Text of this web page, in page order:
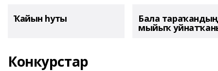
Ҡайын һуты Бала тараҡандың
мыйыҡ
Конкурстар